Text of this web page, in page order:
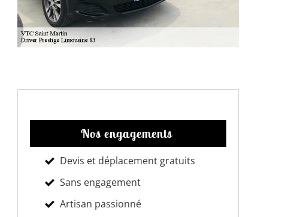
Nos engagements
Devis et déplacement gratuits
Sans engagement
Artisan passionné